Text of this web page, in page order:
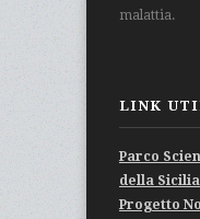
malattia.
LINK
Parco
della Sicilia
Progetto